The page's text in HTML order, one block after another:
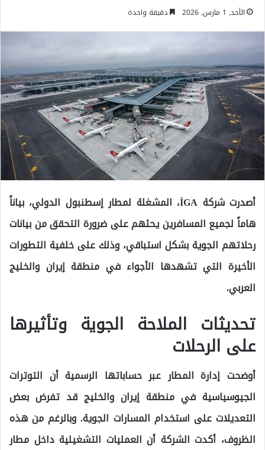
الأحد, 1 مارس, 2026 دقيقة واحدة
أصدرت شركة İGA، المشغلة لمطار إسطنبول الدولي، بياناً
هاماً لجميع المسافرين يحثهم على ضرورة التحقق من بيانات
رحلاتهم الجوية بشكل استباقي، وذلك على خلفية التطورات
الأخيرة التي تشهدها الأجواء في منطقة إيران والخليج
العربي.
تحديثات الملاحة الجوية وتأثيرها
على الرحلات
أوضحت إدارة المطار عبر حساباتها الرسمية أن التوترات
الجيوسياسية في منطقة إيران والخليج قد تفرض بعض
التعديلات على استخدام المسارات الجوية. وبالرغم من هذه
الظروف، أكدت الشركة أن العمليات التشغيلية داخل مطار